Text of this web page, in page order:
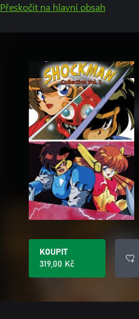
Přeskočit na hlavní obsah
KOUPIT
319,00 Kč